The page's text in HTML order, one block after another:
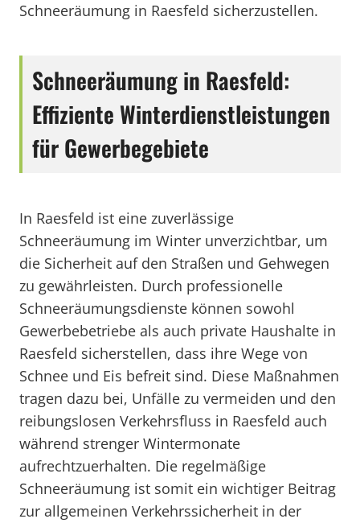
Schneeräumung in Raesfeld sicherzustellen.
Schneeräumung in Raesfeld:
Effiziente Winterdienstleistungen
für Gewerbegebiete
In Raesfeld ist eine zuverlässige
Schneeräumung im Winter unverzichtbar, um
die Sicherheit auf den Straßen und Gehwegen
zu gewährleisten. Durch professionelle
Schneeräumungsdienste können sowohl
Gewerbebetriebe als auch private Haushalte in
Raesfeld sicherstellen, dass ihre Wege von
Schnee und Eis befreit sind. Diese Maßnahmen
tragen dazu bei, Unfälle zu vermeiden und den
reibungslosen Verkehrsfluss in Raesfeld auch
während strenger Wintermonate
aufrechtzuerhalten. Die regelmäßige
Schneeräumung ist somit ein wichtiger Beitrag
zur allgemeinen Verkehrssicherheit in der